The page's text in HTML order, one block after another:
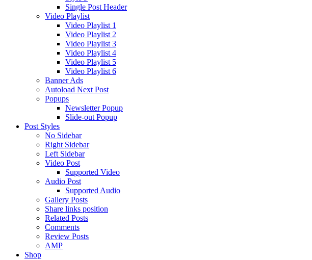
Single Post Header
Video Playlist
Video Playlist 1
Video Playlist 2
Video Playlist 3
Video Playlist 4
Video Playlist 5
Video Playlist 6
Banner Ads
Autoload Next Post
Popups
Newsletter Popup
Slide-out Popup
Post Styles
No Sidebar
Right Sidebar
Left Sidebar
Video Post
Supported Video
Audio Post
Supported Audio
Gallery Posts
Share links position
Related Posts
Comments
Review Posts
AMP
Shop